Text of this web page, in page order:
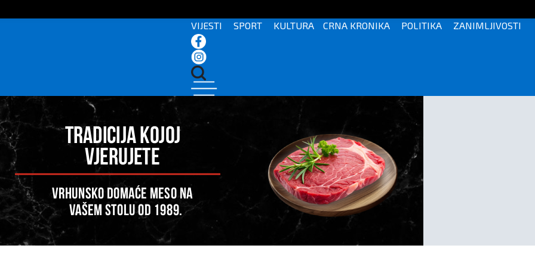
VIJESTI SPORT KULTURA CRNA KRONIKA POLITIKA ZANIMLJIVOSTI